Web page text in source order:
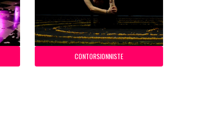
CONTORSIONNISTE